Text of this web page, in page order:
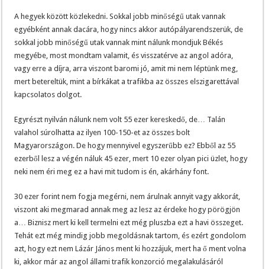
A hegyek között közlekedni. Sokkal jobb minőségű utak vannak
egyébként annak dacára, hogy nincs akkor autópályarendszerük, de
sokkal jobb minőségű utak vannak mint nálunk mondjuk Békés
megyébe, most mondtam valamit, és visszatérve az angol adóra,
vagy erre a díjra, arra viszont baromi jó, amit mi nem léptünk meg,
mert betereltük, mint a bírkákat a trafikba az összes elszigarettával
kapcsolatos dolgot.
Egyrészt nyilván nálunk nem volt 55 ezer kereskedő, de… Talán
valahol súrolhatta az ilyen 100-150-et az összes bolt
Magyarországon. De hogy mennyivel egyszerűbb ez? Ebből az 55
ezerből lesz a végén náluk 45 ezer, mert 10 ezer olyan pici üzlet, hogy
neki nem éri meg ez a havi mit tudom is én, akárhány font.
30 ezer forint nem fogja megérni, nem árulnak annyit vagy akkorát,
viszont aki megmarad annak meg az lesz az érdeke hogy pörögjön
a… Biznisz mert ki kell termelni ezt még pluszba ezt a havi összeget.
Tehát ezt még mindig jobb megoldásnak tartom, és ezért gondolom
azt, hogy ezt nem Lázár János ment ki hozzájuk, mert ha ő ment volna
ki, akkor már az angol állami trafik konzorció megalakulásáról